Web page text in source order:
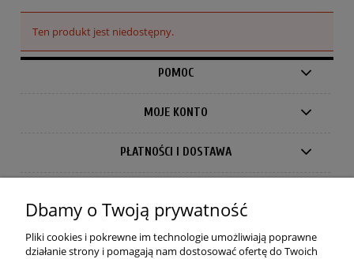
Ten produkt jest niedostępny.
POMOC
MOJE KONTO
PŁATNOŚCI I DOSTAWA
pokaż pełną wersję strony
Dbamy o Twoją prywatność
Pliki cookies i pokrewne im technologie umożliwiają poprawne
działanie strony i pomagają nam dostosować ofertę do Twoich